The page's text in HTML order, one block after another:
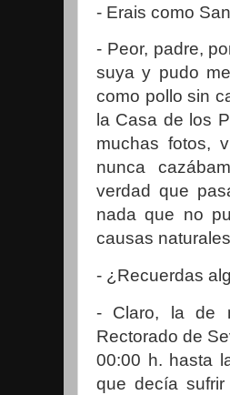
- Erais como
- Peor, padre,
suya y pudo
como pollo sin
la Casa de los
muchas fotos,
nunca
verdad que
nada que no
causas
- ¿Recuerdas
- Claro, la de
Rectorado de
00:00 h. hasta
que decía